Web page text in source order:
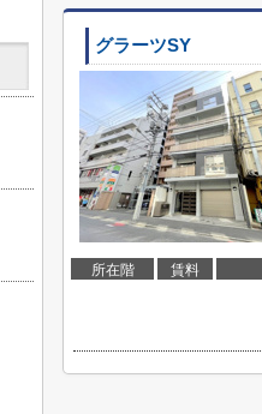
グラーツSY
所在階 賃料